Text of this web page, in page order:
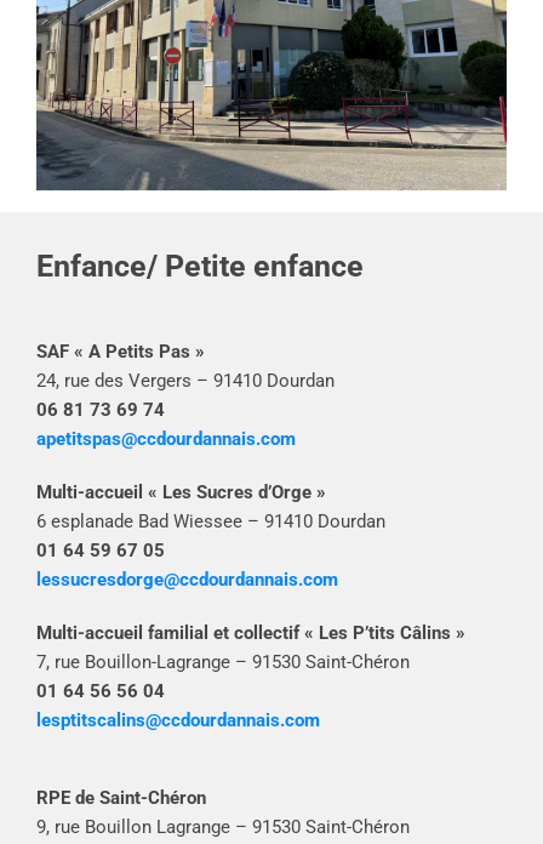
Enfance/ Petite enfance
SAF « A Petits Pas »
24, rue des Vergers – 91410 Dourdan
06 81 73 69 74
apetitspas@ccdourdannais.com
Multi-accueil « Les Sucres d’Orge »
6 esplanade Bad Wiessee – 91410 Dourdan
01 64 59 67 05
lessucresdorge@ccdourdannais.com
Multi-accueil familial et collectif « Les P’tits Câlins »
7, rue Bouillon-Lagrange – 91530 Saint-Chéron
01 64 56 56 04
lesptitscalins@ccdourdannais.com
RPE de Saint-Chéron
9, rue Bouillon Lagrange – 91530 Saint-Chéron